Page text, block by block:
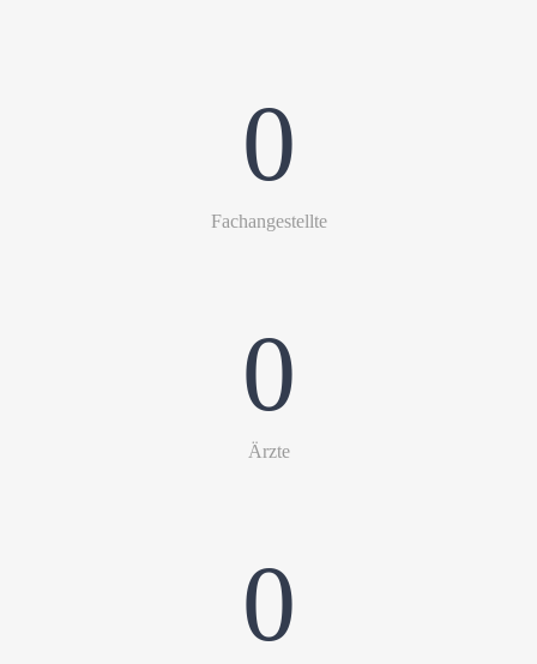
0
Fachangestellte
0
Ärzte
0